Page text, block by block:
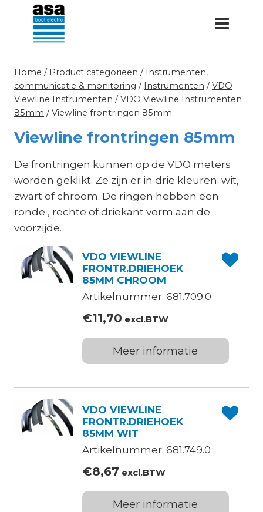
Doorgaan
inhoud
Home / Product categorieën / Instrumenten,
communicatie & monitoring / Instrumenten / VDO
Viewline Instrumenten / VDO Viewline Instrumenten
85mm / Viewline frontringen 85mm
Viewline frontringen 85mm
De frontringen kunnen op de VDO meters
worden geklikt. Ze zijn er in drie kleuren: wit,
zwart of chroom. De ringen hebben een
ronde , rechte of driekant vorm aan de
voorzijde.
VDO VIEWLINE
FRONTR.DRIEHOEK
85MM CHROOM
Artikelnummer: 681.709.0
€11,70 excl.BTW
Meer informatie
VDO VIEWLINE
FRONTR.DRIEHOEK
85MM WIT
Artikelnummer: 681.749.0
€8,67 excl.BTW
Meer informatie